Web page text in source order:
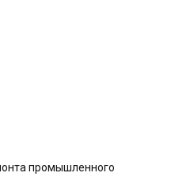
промышленного